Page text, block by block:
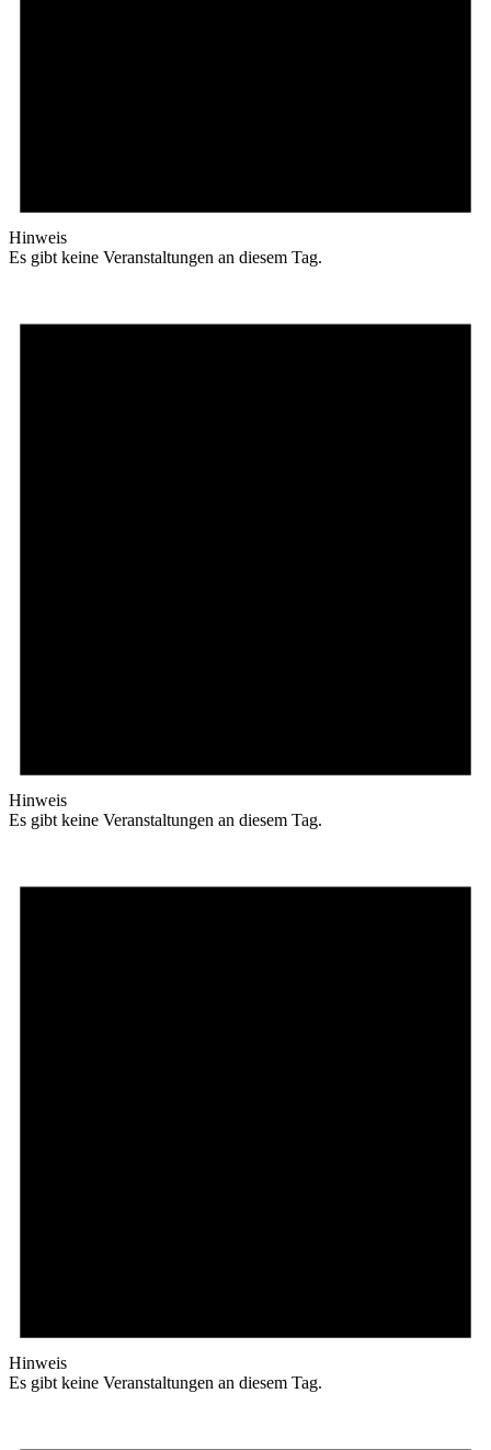
Hinweis
Es gibt keine Veranstaltungen an diesem Tag.
Hinweis
Es gibt keine Veranstaltungen an diesem Tag.
Hinweis
Es gibt keine Veranstaltungen an diesem Tag.